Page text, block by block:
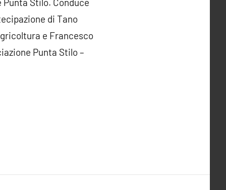
di Tano
e Francesco
Punta Stilo –